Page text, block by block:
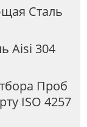
Сталь
Aisi 304
Проб
ISO 4257